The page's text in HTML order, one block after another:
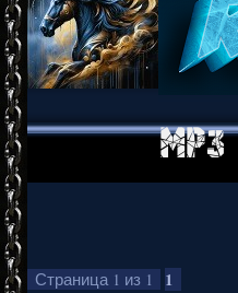
Страница 1 из 1 1